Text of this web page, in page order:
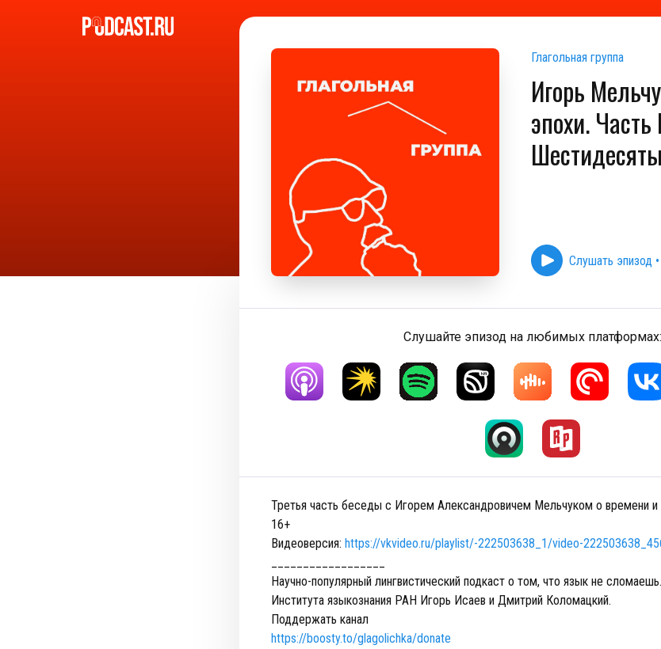
Глагольная группа
Игорь
эпохи. Часть
Слушать эпизод •
Слушайте эпизод на любимых платформах:
Третья часть беседы с Игорем Александровичем Мельчуком о времени и
16+
Видеоверсия: https://vkvideo.ru/playlist/-222503638_1/video-
Научно-популярный лингвистический подкаст о том, что язык не
Института языкознания РАН Игорь Исаев и Дмитрий Коломацкий.
Поддержать канал
https://boosty.to/glagolichka/donate